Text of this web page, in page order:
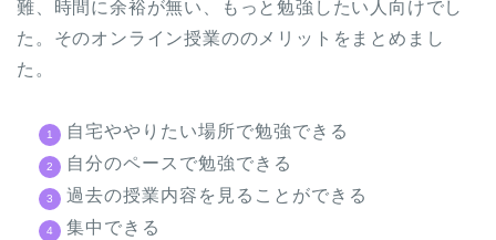
難、時間に余裕が無い、もっと勉強したい人向けでし
た。そのオンライン授業ののメリットをまとめまし
た。
自宅ややりたい場所で勉強できる
自分のペースで勉強できる
過去の授業内容を見ることができる
集中できる